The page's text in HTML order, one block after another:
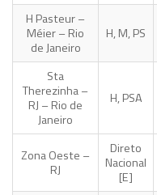
H Pasteur –
Méier – Rio
de Janeiro
H, M, PS
Sta
Therezinha –
RJ – Rio de
Janeiro
H, PSA
Zona Oeste –
RJ
Direto
Nacional
[E]